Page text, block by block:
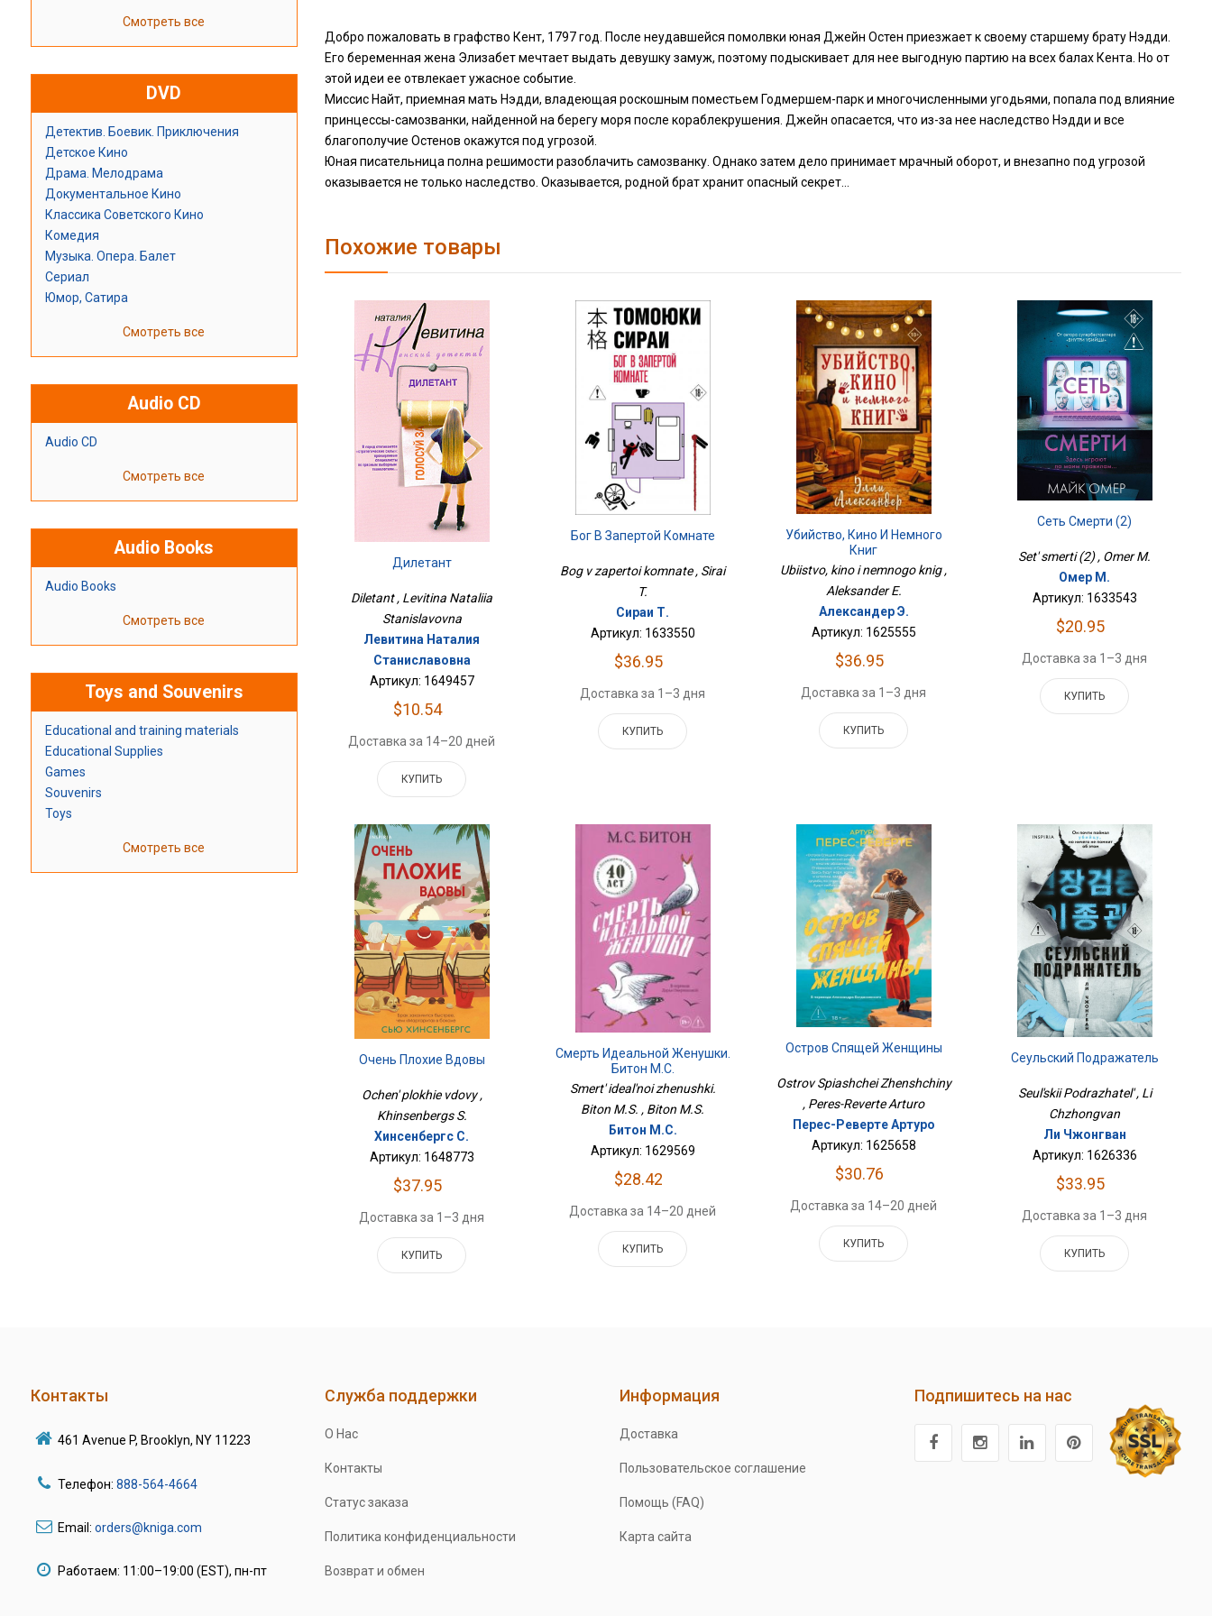
Смотреть все
DVD
Детектив. Боевик. Приключения
Детское Кино
Драма. Мелодрама
Документальное Кино
Классика Советского Кино
Комедия
Музыка. Опера. Балет
Сериал
Юмор, Сатира
Смотреть все
Audio CD
Audio CD
Смотреть все
Audio Books
Audio Books
Смотреть все
Toys and Souvenirs
Educational and training materials
Educational Supplies
Games
Souvenirs
Toys
Смотреть все
Добро пожаловать в графство Кент, 1797 год. После неудавшейся помолвки юная Джейн Остен приезжает к своему старшему брату Нэдди.
Его беременная жена Элизабет мечтает выдать девушку замуж, поэтому подыскивает для нее выгодную партию на всех балах Кента. Но от
этой идеи ее отвлекает ужасное событие.
Миссис Найт, приемная мать Нэдди, владеющая роскошным поместьем Годмершем-парк и многочисленными угодьями, попала под влияние
принцессы-самозванки, найденной на берегу моря после кораблекрушения. Джейн опасается, что из-за нее наследство Нэдди и все
благополучие Остенов окажутся под угрозой.
Юная писательница полна решимости разоблачить самозванку. Однако затем дело принимает мрачный оборот, и внезапно под угрозой
оказывается не только наследство. Оказывается, родной брат хранит опасный секрет…
Похожие товары
Дилетант
Diletant , Levitina Nataliia
Stanislavovna
Левитина Наталия
Станиславовна
Артикул: 1649457
$10.54
Доставка за 14–20 дней
КУПИТЬ
Бог В Запертой Комнате
Bog v zapertoi komnate , Sirai
T.
Сираи Т.
Артикул: 1633550
$36.95
Доставка за 1–3 дня
КУПИТЬ
Убийство, Кино И Немного
Книг
Ubiistvo, kino i nemnogo knig ,
Aleksander E.
Александер Э.
Артикул: 1625555
$36.95
Доставка за 1–3 дня
КУПИТЬ
Сеть Смерти (2)
Set' smerti (2) , Omer M.
Омер М.
Артикул: 1633543
$20.95
Доставка за 1–3 дня
КУПИТЬ
Очень Плохие Вдовы
Ochen' plokhie vdovy ,
Khinsenbergs S.
Хинсенбергс С.
Артикул: 1648773
$37.95
Доставка за 1–3 дня
КУПИТЬ
Смерть Идеальной Женушки.
Битон М.С.
Smert' ideal'noi zhenushki.
Biton M.S. , Biton M.S.
Битон М.С.
Артикул: 1629569
$28.42
Доставка за 14–20 дней
КУПИТЬ
Остров Спящей Женщины
Ostrov Spiashchei Zhenshchiny
, Peres-Reverte Arturo
Перес-Реверте Артуро
Артикул: 1625658
$30.76
Доставка за 14–20 дней
КУПИТЬ
Сеульский Подражатель
Seul'skii Podrazhatel' , Li
Chzhongvan
Ли Чжонгван
Артикул: 1626336
$33.95
Доставка за 1–3 дня
КУПИТЬ
Контакты
461 Avenue P, Brooklyn, NY 11223
Телефон: 888-564-4664
Email: orders@kniga.com
Работаем: 11:00–19:00 (EST), пн-пт
Служба поддержки
О Нас
Контакты
Статус заказа
Политика конфиденциальности
Возврат и обмен
Информация
Доставка
Пользовательское соглашение
Помощь (FAQ)
Карта сайта
Подпишитесь на нас